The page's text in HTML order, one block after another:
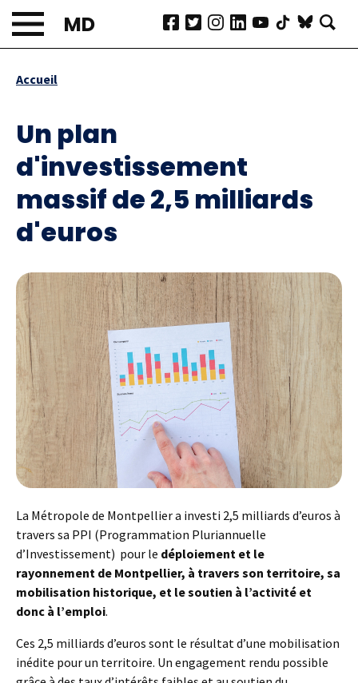
Aller
au
contenu
MD
Fil
Accueil
Un plan
d'investissement
massif de 2,5 milliards
d'euros
La Métropole de Montpellier a investi 2,5 milliards d’euros à
travers sa PPI (Programmation Pluriannuelle
d’Investissement) pour le déploiement et le
rayonnement de Montpellier, à travers son territoire, sa
mobilisation historique, et le soutien à l’activité et
donc à l’emploi.
Ces 2,5 milliards d’euros sont le résultat d’une mobilisation
inédite pour un territoire. Un engagement rendu possible